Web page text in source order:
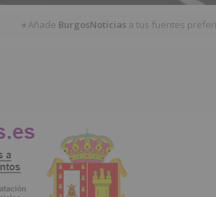
★Añade BurgosNoticias a tus fuentes